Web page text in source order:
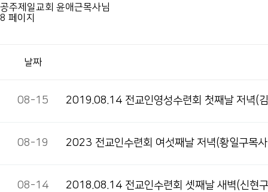
공주제일교회 윤애근목사님
8 페이지
날짜
08-15 2019.08.14 전교인영성수련회 첫째날 저녁(
08-19 2023 전교인수련회 여섯째날 저녁(황일구목
08-14 2018.08.14 전교인수련회 셋째날 새벽(신현